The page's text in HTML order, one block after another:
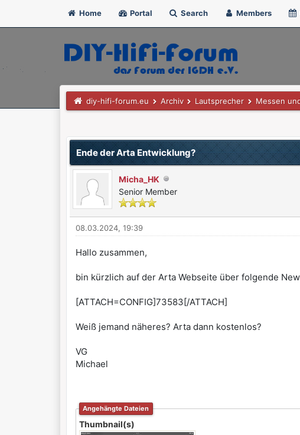
Home Portal Search Members
diy-hifi-forum.eu Archiv Lautsprecher Messen
Ende der Arta Entwicklung?
Micha_HK
Senior Member
08.03.2024, 19:39
Hallo zusammen,
bin kürzlich auf der Arta Webseite über folgende
[ATTACH=CONFIG]73583[/ATTACH]
Weiß jemand näheres? Arta dann kostenlos?
VG
Michael
Angehängte Dateien
Thumbnail(s)